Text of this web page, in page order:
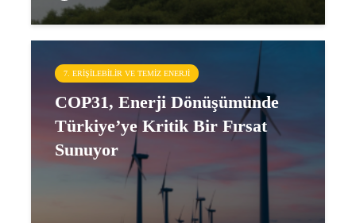
7. ERIŞILEBILIR VE TEMIZ ENERJI
COP31, Enerji Dönüşümünde
Türkiye’ye Kritik Bir Fırsat
Sunuyor